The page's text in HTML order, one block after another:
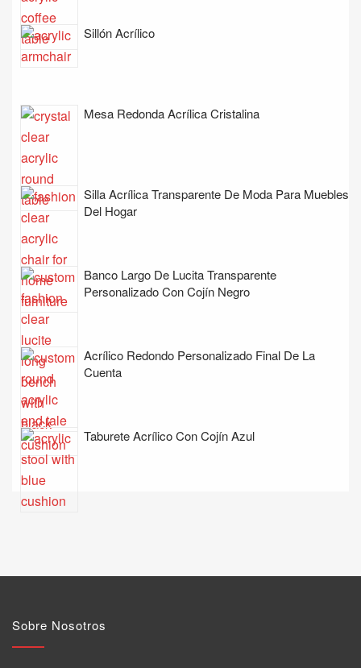
Sillón Acrílico
Mesa Redonda Acrílica Cristalina
Silla Acrílica Transparente De Moda Para Muebles
Del Hogar
Banco Largo De Lucita Transparente
Personalizado Con Cojín Negro
Acrílico Redondo Personalizado Final De La
Cuenta
Taburete Acrílico Con Cojín Azul
Sobre Nosotros